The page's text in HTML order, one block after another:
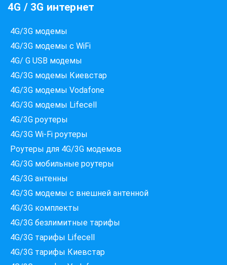
4G / 3G интернет
4G/3G модемы
4G/3G модемы с WiFi
4G/ G USB модемы
4G/3G модемы Киевстар
4G/3G модемы Vodafone
4G/3G модемы Lifecell
4G/3G роутеры
4G/3G Wi-Fi роутеры
Роутеры для 4G/3G модемов
4G/3G мобильные роутеры
4G/3G антенны
4G/3G модемы c внешней антенной
4G/3G комплекты
4G/3G безлимитные тарифы
4G/3G тарифы Lifecell
4G/3G тарифы Киевстар
Які провайдери працюють
за вашою адресою?
Перевірте доступність інтернету за 30 секунд